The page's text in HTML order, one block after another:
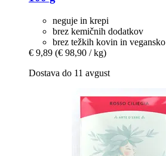
neguje in krepi
brez kemičnih dodatkov
brez težkih kovin in vegansko
€ 9,89 (€ 98,90 / kg)
Dostava do 11 avgust